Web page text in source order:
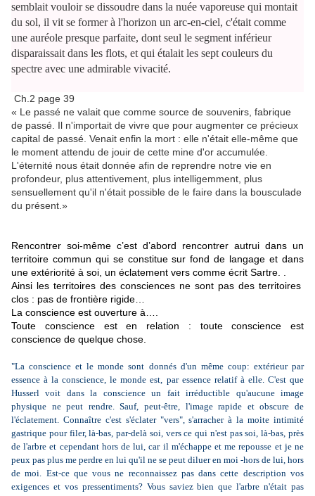
semblait vouloir se dissoudre dans la nuée vaporeuse qui montait
du sol, il vit se former à l'horizon un arc-en-ciel, c'était comme
une auréole presque parfaite, dont seul le segment inférieur
disparaissait dans les flots, et qui étalait les sept couleurs du
spectre avec une admirable vivacité.
Ch.2 page 39
« Le passé ne valait que comme source de souvenirs, fabrique
de passé. Il n'importait de vivre que pour augmenter ce précieux
capital de passé. Venait enfin la mort : elle n'était elle-même que
le moment attendu de jouir de cette mine d'or accumulée.
L'éternité nous était donnée afin de reprendre notre vie en
profondeur, plus attentivement, plus intelligemment, plus
sensuellement qu'il n'était possible de le faire dans la bousculade
du présent.»
Rencontrer soi-même c’est d’abord rencontrer autrui dans un
territoire commun qui se constitue sur fond de langage et dans
une extériorité à soi, un éclatement vers comme écrit Sartre. .
Ainsi les territoires des consciences ne sont pas des territoires
clos : pas de frontière rigide…
La conscience est ouverture à….
Toute conscience est en relation : toute conscience est
conscience de quelque chose.
"La conscience et le monde sont donnés d'un même coup: extérieur par
essence à la conscience, le monde est, par essence relatif à elle. C'est que
Husserl voit dans la conscience un fait irréductible qu'aucune image
physique ne peut rendre. Sauf, peut-être, l'image rapide et obscure de
l'éclatement. Connaître c'est s'éclater "vers", s'arracher à la moite intimité
gastrique pour filer, là-bas, par-delà soi, vers ce qui n'est pas soi, là-bas, près
de l'arbre et cependant hors de lui, car il m'échappe et me repousse et je ne
peux pas plus me perdre en lui qu'il ne se peut diluer en moi -hors de lui, hors
de moi. Est-ce que vous ne reconnaissez pas dans cette description vos
exigences et vos pressentiments? Vous saviez bien que l'arbre n'était pas